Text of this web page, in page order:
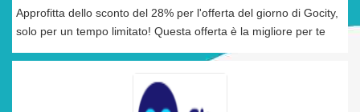
Approfitta dello sconto del 28% per l'offerta del giorno di Gocity,
solo per un tempo limitato! Questa offerta è la migliore per te